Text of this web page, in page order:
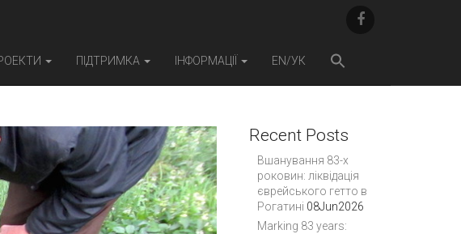
O
ПІДТРИМКА ІНФОРМАЦІЇ EN/УК
Recent Posts
Вшанування 83-х
роковин: ліквідація
єврейського гетто в
Рогатині 08Jun2026
Marking 83 years: